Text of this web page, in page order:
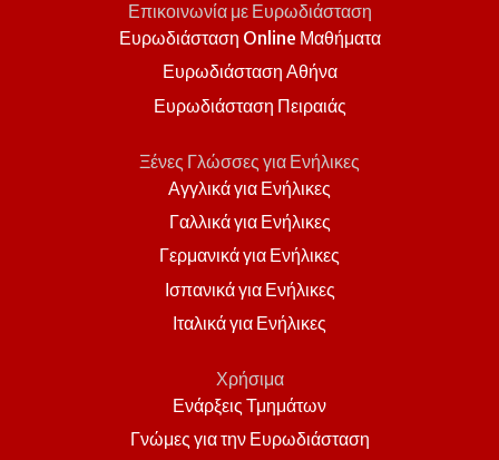
Επικοινωνία με Ευρωδιάσταση
Ευρωδιάσταση Online Μαθήματα
Ευρωδιάσταση Αθήνα
Ευρωδιάσταση Πειραιάς
Ξένες Γλώσσες για Ενήλικες
Αγγλικά για Ενήλικες
Γαλλικά για Ενήλικες
Γερμανικά για Ενήλικες
Ισπανικά για Ενήλικες
Ιταλικά για Ενήλικες
Χρήσιμα
Ενάρξεις Τμημάτων
Γνώμες για την Ευρωδιάσταση